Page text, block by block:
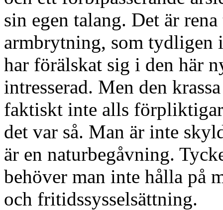
sin egen talang. Det är
armbrytning, som tydligen
har förälskat sig i den här
intresserad. Men den
faktiskt inte alls
det var så. Man är inte
är en naturbegåvning.
behöver man inte hålla på
och fritidssysselsättning.